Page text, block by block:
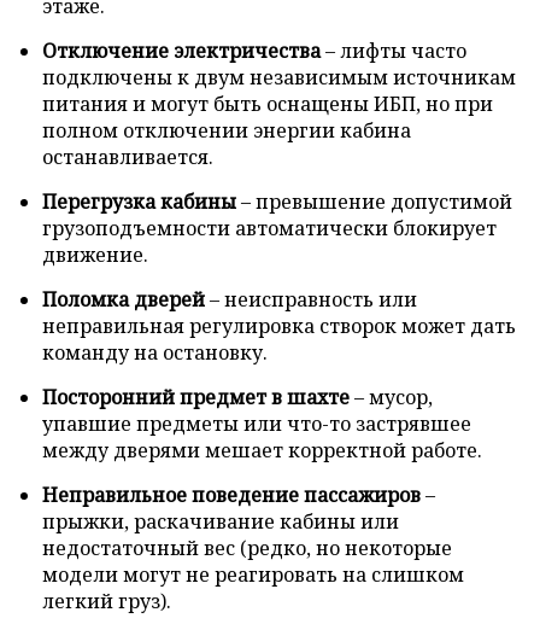
этаже.
Отключение электричества– лифты часто
подключены к двум независимым источникам
питания и могут быть оснащены ИБП, но при
полном отключении энергии кабина
останавливается.
Перегрузка кабины– превышение допустимой
грузоподъемности автоматически блокирует
движение.
Поломка дверей– неисправность или
неправильная регулировка створок может дать
команду на остановку.
Посторонний предмет в шахте– мусор,
упавшие предметы или что-то застрявшее
между дверями мешает корректной работе.
Неправильное поведение пассажиров–
прыжки, раскачивание кабины или
недостаточный вес (редко, но некоторые
модели могут не реагировать на слишком
легкий груз).